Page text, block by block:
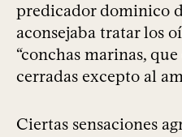
predicador dominico
aconsejaba tratar los
“conchas marinas,
cerradas excepto al
Ciertas sensaciones